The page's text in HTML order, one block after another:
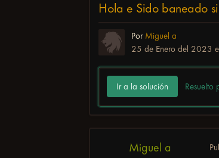
Hola e Sido baneado
Por Miguel a
25 de Enero del 2023
Ir a la solución Resuelto
Miguel a